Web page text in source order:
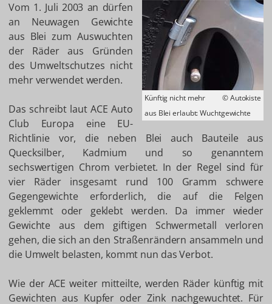
Künftig nicht mehr
© Autokiste
aus Blei erlaubt: Wuchtgewichte
Vom 1. Juli 2003 an dürfen
an Neuwagen Gewichte
aus Blei zum Auswuchten
der Räder aus Gründen
des Umweltschutzes nicht
mehr verwendet werden.
Das schreibt laut ACE Auto
Club Europa eine EU-
Richtlinie vor, die neben Blei auch Bauteile aus
Quecksilber, Kadmium und so genanntem
sechswertigen Chrom verbietet. In der Regel sind für
vier Räder insgesamt rund 100 Gramm schwere
Gegengewichte erforderlich, die auf die Felgen
geklemmt oder geklebt werden. Da immer wieder
Gewichte aus dem giftigen Schwermetall verloren
gehen, die sich an den Straßenrändern ansammeln und
die Umwelt belasten, kommt nun das Verbot.
Wie der ACE weiter mitteilte, werden Räder künftig mit
Gewichten aus Kupfer oder Zink nachgewuchtet. Für